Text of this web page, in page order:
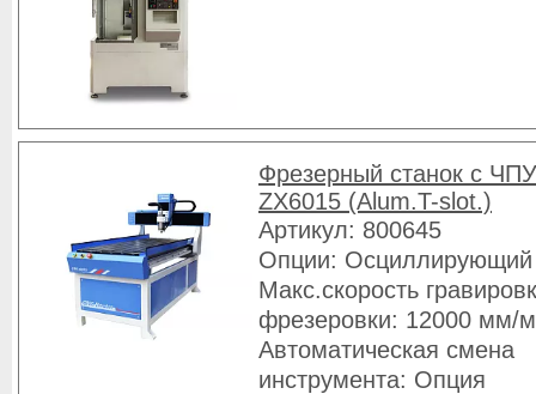
Фрезерный станок с
ZX6015 (Alum.T-slot.)
Артикул: 800645
Опции:
Макс.скорость
фрезеровки: 12000 мм/
Автоматическая смена
инструмента: Опция